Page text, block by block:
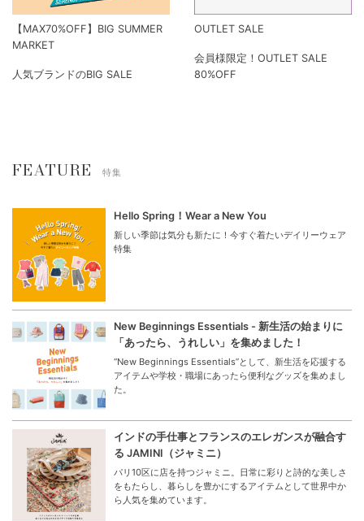
【MAX70%OFF】BIG SUMMER
MARKET
人気ブランドのBIG SALE
OUTLET SALE
会員様限定！OUTLET SALE
80%OFF
FEATURE 特集
Hello Spring！Wear a New You
新しい季節は気分も新たに！今すぐ着たいデイリーウェア
特集
New Beginnings Essentials - 新生活の始まりに
「あったら、うれしい」を集めました！
“New Beginnings Essentials”として、新生活を応援する
アイテムや学校・職場にあったら便利なグッズを集めまし
た。
インドの手仕事とフランスのエレガンスが融合す
る JAMINI（ジャミニ）
パリ10区に店を持つジャミニ。日常に彩りと詩的な美しさ
をもたらし、暮らしを豊かにするアイテムとして世界中か
ら人気を集めています。